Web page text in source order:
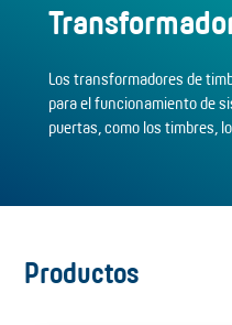
Los transformadores de
para el funcionamiento de
puertas, como los timbres,
Productos